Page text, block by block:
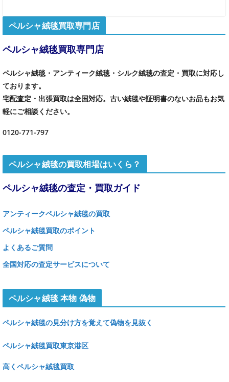
ペルシャ絨毯買取専門店
ペルシャ絨毯買取専門店
ペルシャ絨毯・アンティーク絨毯・シルク絨毯の査定・買取に対応し
ております。
宅配査定・出張買取は全国対応。古い絨毯や証明書のないお品もお気
軽にご相談ください。
0120-771-797
ペルシャ絨毯の買取相場はいくら？
ペルシャ絨毯の査定・買取ガイド
アンティークペルシャ絨毯の買取
ペルシャ絨毯買取のポイント
よくあるご質問
全国対応の査定サービスについて
ペルシャ絨毯 本物 偽物
ペルシャ絨毯の見分け方を覚えて偽物を見抜く
ペルシャ絨毯買取東京港区
高くペルシャ絨毯買取